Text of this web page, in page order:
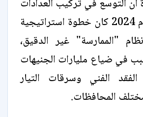
التوسع في تركيب العدادات
الكودية منذ عام 2024 كان خطوة استراتيجية
"الممارسة" غير الدقيق،
في ضياع مليارات الجنيهات
الفني وسرقات التيار
المحافظات.